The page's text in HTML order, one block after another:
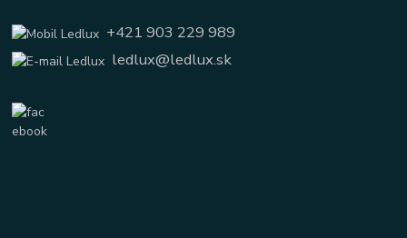
+421 903 229 989
ledlux@ledlux.sk